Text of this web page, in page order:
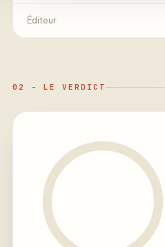
Éditeur
02 - LE VERDICT